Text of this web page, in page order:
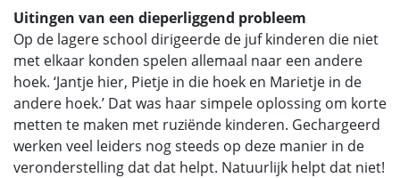
Uitingen van een dieperliggend probleem
Op de lagere school dirigeerde de juf kinderen die niet
met elkaar konden spelen allemaal naar een andere
hoek. ‘Jantje hier, Pietje in die hoek en Marietje in de
andere hoek.’ Dat was haar simpele oplossing om korte
metten te maken met ruziënde kinderen. Gechargeerd
werken veel leiders nog steeds op deze manier in de
veronderstelling dat dat helpt. Natuurlijk helpt dat niet!